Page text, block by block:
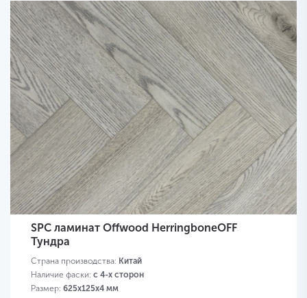
SPC ламинат Offwood HerringboneOFF
Тундра
Страна производства: Китай
Наличие фаски: с 4-х сторон
Размер: 625х125х4 мм